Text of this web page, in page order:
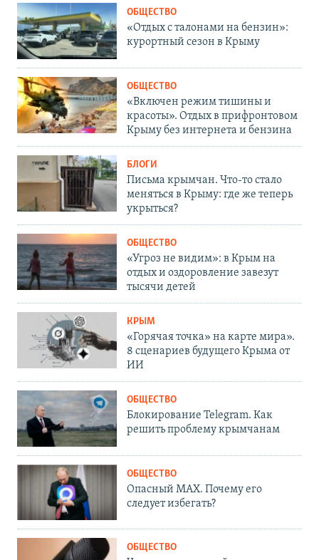
ОБЩЕСТВО
«Отдых с талонами на бензин»:
курортный сезон в Крыму
ОБЩЕСТВО
«Включен режим тишины и
красоты». Отдых в прифронтовом
Крыму без интернета и бензина
БЛОГИ
Письма крымчан. Что-то стало
меняться в Крыму: где же теперь
укрыться?
ОБЩЕСТВО
«Угроз не видим»: в Крым на
отдых и оздоровление завезут
тысячи детей
КРЫМ
«Горячая точка» на карте мира».
8 сценариев будущего Крыма от
ИИ
ОБЩЕСТВО
Блокирование Telegram. Как
решить проблему крымчанам
ОБЩЕСТВО
Опасный MAX. Почему его
следует избегать?
ОБЩЕСТВО